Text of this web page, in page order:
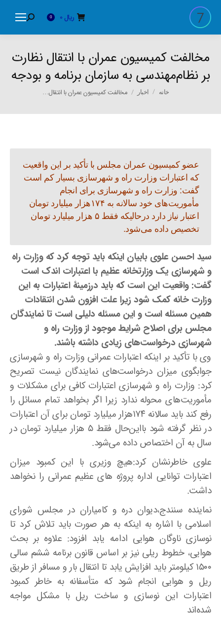
ریال 0
Search:
مخالفت کمیسیون عمران با انتقال نظارت
بر نظام‌مهندسی به سازمان برنامه و بودجه
You are here:
خانه اخبار مخالفت کمیسیون عمران با انتقال…
عضو کمیسیون عمران مجلس با تأکید بر این واقعیت
که اعتبارات وزارت راه و شهرسازی بسیار کم است
گفت: وزارت راه و شهرسازی برای انجام
مأموریت‌های خود سالانه به ۱۷۴هزار میلیارد تومان
اعتبار نیاز دارد درحالیکه فقط ۵ هزار میلیارد تومان
تخصیص داده می‌شود.
سید احسن علوی بابیان اینکه باید توجه کرد که وزارت راه
و شهرسازی یک وزارتخانه عظیم با اعتبارات اندک است
گفت: واقعیت این است که باید درزمینهٔ اعتبارات به این
وزارت خانه کمک شود زیرا علت افزون شدن انتقادات
همین مسئله است و این مسئله دلیلی است تا نمایندگان
مجلس برای اصلاح شرایط موجود از وزارت راه و
شهرسازی درخواست‌های زیادی داشته باشند.
وی با تأکید بر اینکه اعتبارات عمرانی وزارت راه و شهرسازی
جوابگوی میزان درخواست‌های نمایندگان نیست تصریح
کرد: وزارت راه و شهرسازی اعتبارات کافی برای مشکلات و
مأموریت‌های محوله ندارد زیرا اگر بخواهد تمام مسائل را
رفع‌ کند باید سالانه ۱۷۴هزار میلیارد تومان برای آن اعتبارات
در نظر گرفته شود بااین‌حال فقط ۵ هزار میلیارد تومان در
سال به آن اختصاص داده می‌شود.
علوی خاطرنشان کرد:هیچ وزیری با این کمبود میزان
اعتبارات توانایی اداره پروژه های عظیم عمرانی را نخواهد
داشت.
نمایندە سنندج،دیوان درە و کامیاران در مجلس شورای
اسلامی با اشاره به اینکه به هر صورت باید تلاش کرد تا
نوسازی ناوگان هوایی ادامه یابد افزود: علاوه بر بحث
هوایی، خطوط ریلی نیز بر اساس قانون برنامه ششم سالی
۱۵۰۰ کیلومتر باید افزایش یابد تا انتقال بار و مسافر از طریق
ریل و هوایی انجام شود که متأسفانه به خاطر کمبود
اعتبارات این نوسازی و ساخت ریل با مشکل مواجه
شده‌اند